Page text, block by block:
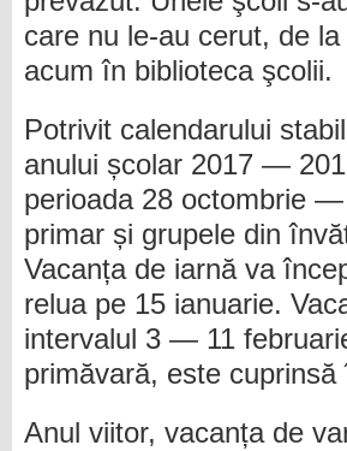
care nu le-au cerut, de
acum în biblioteca şcolii.
Potrivit calendarului
anului școlar 2017 —
perioada 28 octombrie
primar și grupele din
Vacanța de iarnă va
relua pe 15 ianuarie.
intervalul 3 — 11
primăvară, este
Anul viitor, vacanța de